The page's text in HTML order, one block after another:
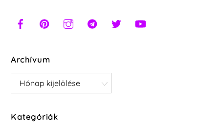
Archívum
Archívum
Kategóriák